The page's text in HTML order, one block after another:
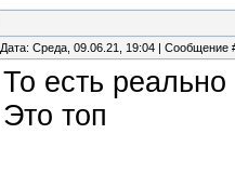
Дата: Среда, 09.06.21, 19:04 | Сообщение
То есть
Это топ